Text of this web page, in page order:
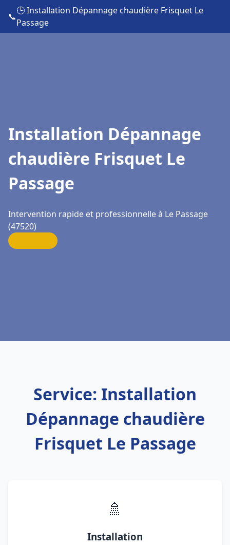
📞
🕒 Installation Dépannage chaudière Frisquet Le
Passage
Installation Dépannage
chaudière Frisquet Le
Passage
Intervention rapide et professionnelle à Le Passage
(47520)
Service: Installation
Dépannage chaudière
Frisquet Le Passage
🚿
Installation